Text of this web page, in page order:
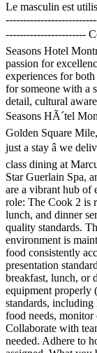
Le masculin est
-----------------------
Seasons Hotel
passion for
experiences for
for someone with a
detail, cultural
Seasons HÃ´tel
Golden Square
just a stay â we
class dining at
Star Guerlain Spa,
are a vibrant hub of
role: The Cook 2 is
lunch, and dinner
quality standards.
environment is
food consistently
presentation
breakfast, lunch, or
equipment properly
standards,
food needs, monitor
Collaborate with
needed. Adhere to